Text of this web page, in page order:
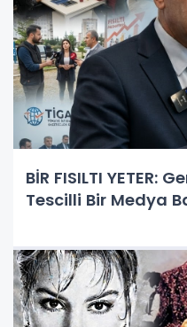
BİR FISILTI YETER:
Tescilli Bir Medya